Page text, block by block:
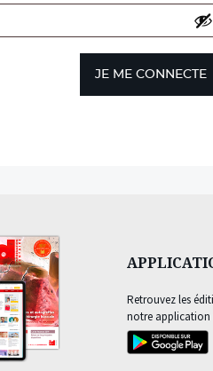
JE ME CONNECTE
Retrouvez les
notre